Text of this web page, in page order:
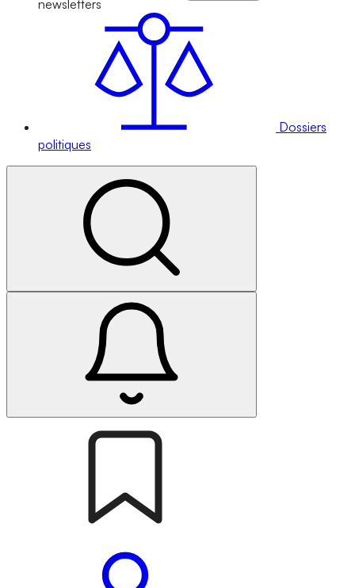
newsletters
Dossiers
politiques